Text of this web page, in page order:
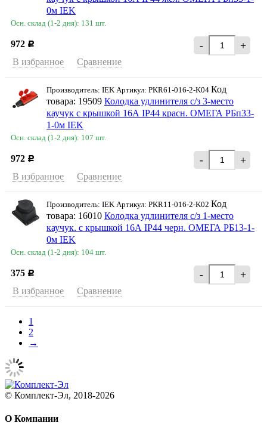
0м IEK
Осн. склад (1-2 дня): 131 шт.
972 Р - +
В избранное Сравнение
Производитель: IEK Артикул: PKR61-016-2-K04 Код
товара: 19509 Колодка удлинителя с/з 3-место
каучук с крышкой 16А IP44 красн. ОМЕГА РБп33-
1-0м IEK
Осн. склад (1-2 дня): 107 шт.
972 Р - +
В избранное Сравнение
Производитель: IEK Артикул: PKR11-016-2-K02 Код
товара: 16010 Колодка удлинителя с/з 1-место
каучук. с крышкой 16А IP44 черн. ОМЕГА РБ13-1-
0м IEK
Осн. склад (1-2 дня): 104 шт.
375 Р - +
В избранное Сравнение
1
2
→
© Комплект-Эл, 2018-2026
О Компании